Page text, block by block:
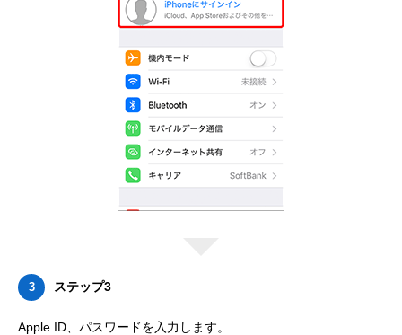
3 ステップ3
Apple ID、パスワードを入力します。